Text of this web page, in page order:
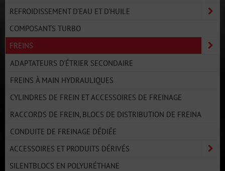
REFROIDISSEMENT D'EAU ET D'HUILE
COMPOSANTS TURBO
FREINS
ADAPTATEURS D'ÉTRIER SECONDAIRE
FREINS À MAIN HYDRAULIQUES
CYLINDRES DE FREIN ET ACCESSOIRES DE FREINAGE
RACCORDS DE FREIN, BLOCS DE DISTRIBUTION DE FREINA
CONDUITE DE FREINAGE DÉDIÉE
ACCESSOIRES ET PRODUITS DÉRIVÉS
SILENTBLOCS EN POLYURÉTHANE